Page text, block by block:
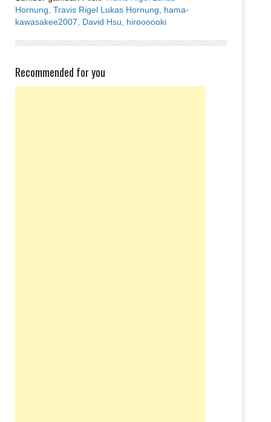
Hornung, Travis Rigel Lukas Hornung, hama-
kawasakee2007, David Hsu, hiroooooki
Recommended for you